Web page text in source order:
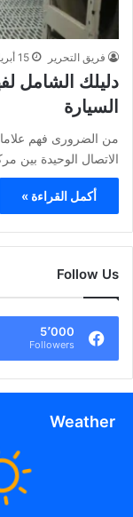
فريق التحرير 15 أبريل، 2025
دليلك الشامل
السيارة
من الضرورى فهم
الاتصال الوحيدة بين
أكمل القراءة »
Follow Us
5٬000
Followers
Weather